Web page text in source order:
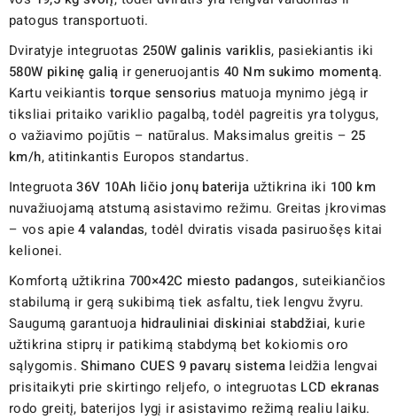
patogus transportuoti.
Dviratyje integruotas 250W galinis variklis, pasiekiantis iki
580W pikinę galią ir generuojantis40 Nm sukimo momentą.
Kartu veikiantis torque sensorius matuoja mynimo jėgą ir
tiksliai pritaiko variklio pagalbą, todėl pagreitis yra tolygus,
o važiavimo pojūtis – natūralus. Maksimalus greitis – 25
km/h, atitinkantis Europos standartus.
Integruota36V 10Ah ličio jonų baterija užtikrina iki 100 km
nuvažiuojamą atstumą asistavimo režimu. Greitas įkrovimas
– vos apie4 valandas, todėl dviratis visada pasiruošęs kitai
kelionei.
Komfortą užtikrina 700×42C miesto padangos, suteikiančios
stabilumą ir gerą sukibimą tiek asfaltu, tiek lengvu žvyru.
Saugumą garantuoja hidrauliniai diskiniai stabdžiai, kurie
užtikrina stiprų ir patikimą stabdymą bet kokiomis oro
sąlygomis.Shimano CUES 9 pavarų sistema leidžia lengvai
prisitaikyti prie skirtingo reljefo, o integruotas LCD ekranas
rodo greitį, baterijos lygį ir asistavimo režimą realiu laiku.